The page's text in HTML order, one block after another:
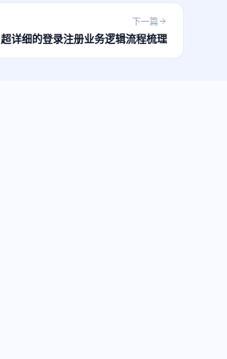
下一篇
超详细的登录注册业务逻辑流程梳理